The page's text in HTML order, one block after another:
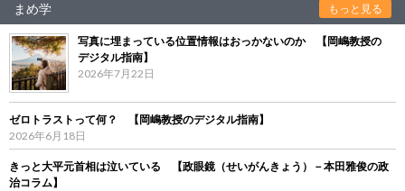
まめ学 もっと見る
写真に埋まっている位置情報はおっかないのか 【岡嶋教授の
デジタル指南】
2026年7月22日
ゼロトラストって何？ 【岡嶋教授のデジタル指南】
2026年6月18日
きっと大平元首相は泣いている 【政眼鏡（せいがんきょう）－本田雅俊の政
治コラム】